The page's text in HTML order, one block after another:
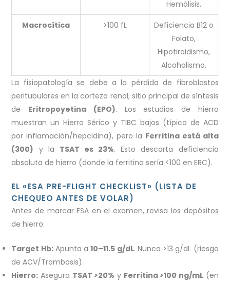
Hemólisis.
Macrocítica >100 fL
Deficiencia B12 o
Folato,
Hipotiroidismo,
Alcoholismo.
La fisiopatología se debe a la pérdida de fibroblastos
peritubulares en la corteza renal, sitio principal de síntesis
de Eritropoyetina (EPO). Los estudios de hierro
muestran un Hierro Sérico y TIBC bajos (típico de ACD
por inflamación/hepcidina), pero la Ferritina está alta
(300) y la TSAT es 23%. Esto descarta deficiencia
absoluta de hierro (donde la ferritina sería <100 en ERC).
EL «ESA PRE-FLIGHT CHECKLIST» (LISTA DE
CHEQUEO ANTES DE VOLAR)
Antes de marcar ESA en el examen, revisa los depósitos
de hierro:
Target Hb:Apunta a10–11.5 g/dL. Nunca >13 g/dL (riesgo
de ACV/Trombosis).
Hierro: Asegura TSAT >20% y Ferritina >100 ng/mL(en